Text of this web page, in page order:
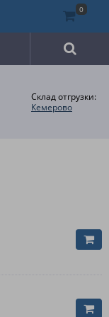
Склад отгрузки:
Кемерово
0